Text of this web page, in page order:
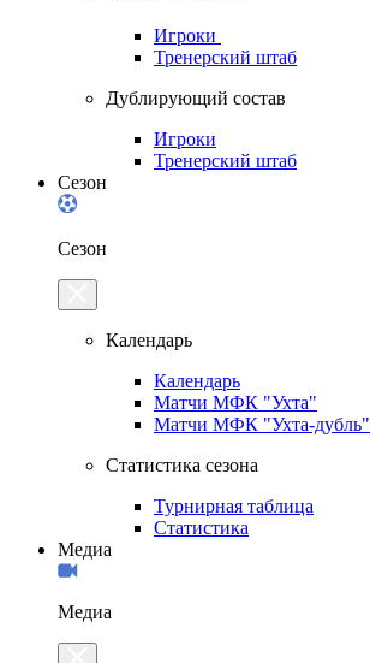
Игроки
Тренерский штаб
Дублирующий состав
Игроки
Тренерский штаб
Сезон
Сезон
Календарь
Календарь
Матчи МФК "Ухта"
Матчи МФК "Ухта-дубль"
Статистика сезона
Турнирная таблица
Статистика
Медиа
Медиа